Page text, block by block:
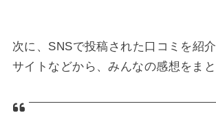
次に、SNSで投稿された口コミを紹
サイトなどから、みんなの感想をまと